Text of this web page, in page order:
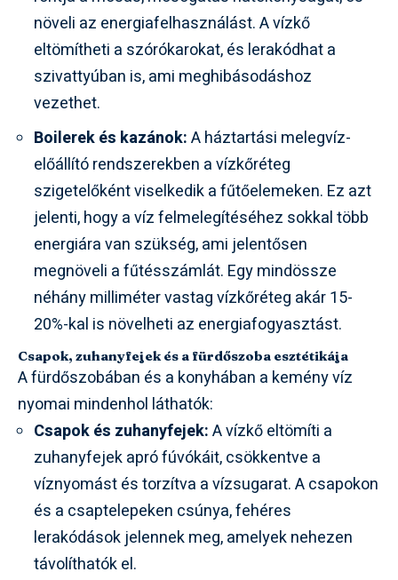
növeli az energiafelhasználást. A vízkő
eltömítheti a szórókarokat, és lerakódhat a
szivattyúban is, ami meghibásodáshoz
vezethet.
Boilerek és kazánok:A háztartási melegvíz-
előállító rendszerekben a vízkőréteg
szigetelőként viselkedik a fűtőelemeken. Ez azt
jelenti, hogy a víz felmelegítéséhez sokkal több
energiára van szükség, ami jelentősen
megnöveli a fűtésszámlát. Egy mindössze
néhány milliméter vastag vízkőréteg akár 15-
20%-kal is növelheti az energiafogyasztást.
Csapok, zuhanyfejek és a fürdőszoba esztétikája
A fürdőszobában és a konyhában a kemény víz
nyomai mindenhol láthatók:
Csapok és zuhanyfejek:A vízkő eltömíti a
zuhanyfejek apró fúvókáit, csökkentve a
víznyomást és torzítva a vízsugarat. A csapokon
és a csaptelepeken csúnya, fehéres
lerakódások jelennek meg, amelyek nehezen
távolíthatók el.